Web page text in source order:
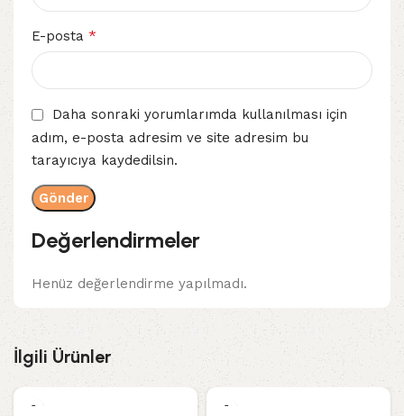
Değerlendirmeler
Henüz değerlendirme yapılmadı.
E-posta *
Daha sonraki yorumlarımda kullanılması için
adım, e-posta adresim ve site adresim bu
tarayıcıya kaydedilsin.
İlgili Ürünler